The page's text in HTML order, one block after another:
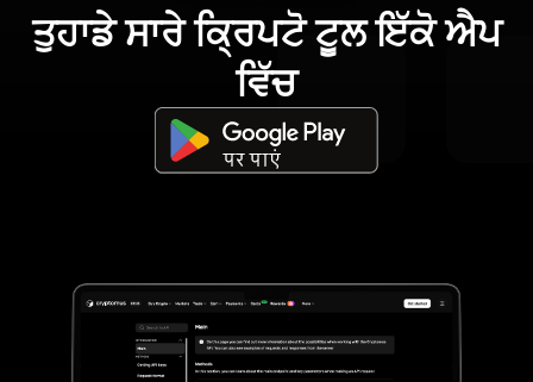
ਤੁਹਾਡੇ ਸਾਰੇ ਕ੍ਰਿਪਟੋ ਟੂਲ ਇੱਕੋ ਐਪ
ਵਿੱਚ